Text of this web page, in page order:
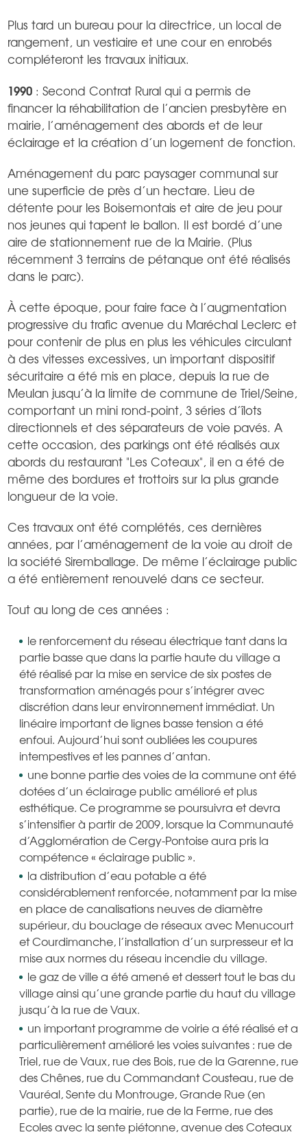
Plus tard un bureau pour la directrice, un local de
rangement, un vestiaire et une cour en enrobés
compléteront les travaux initiaux.
1990 : Second Contrat Rural qui a permis de
financer la réhabilitation de l’ancien presbytère en
mairie, l’aménagement des abords et de leur
éclairage et la création d’un logement de fonction.
Aménagement du parc paysager communal sur
une superficie de près d’un hectare. Lieu de
détente pour les Boisemontais et aire de jeu pour
nos jeunes qui tapent le ballon. Il est bordé d’une
aire de stationnement rue de la Mairie. (Plus
récemment 3 terrains de pétanque ont été réalisés
dans le parc).
À cette époque, pour faire face à l’augmentation
progressive du trafic avenue du Maréchal Leclerc et
pour contenir de plus en plus les véhicules circulant
à des vitesses excessives, un important dispositif
sécuritaire a été mis en place, depuis la rue de
Meulan jusqu’à la limite de commune de Triel/Seine,
comportant un mini rond-point, 3 séries d’îlots
directionnels et des séparateurs de voie pavés. A
cette occasion, des parkings ont été réalisés aux
abords du restaurant "Les Coteaux", il en a été de
même des bordures et trottoirs sur la plus grande
longueur de la voie.
Ces travaux ont été complétés, ces dernières
années, par l’aménagement de la voie au droit de
la société Siremballage. De même l’éclairage public
a été entièrement renouvelé dans ce secteur.
Tout au long de ces années :
le renforcement du réseau électrique tant dans la
partie basse que dans la partie haute du village a
été réalisé par la mise en service de six postes de
transformation aménagés pour s’intégrer avec
discrétion dans leur environnement immédiat. Un
linéaire important de lignes basse tension a été
enfoui. Aujourd’hui sont oubliées les coupures
intempestives et les pannes d’antan.
une bonne partie des voies de la commune ont été
dotées d’un éclairage public amélioré et plus
esthétique. Ce programme se poursuivra et devra
s’intensifier à partir de 2009, lorsque la Communauté
d’Agglomération de Cergy-Pontoise aura pris la
compétence « éclairage public ».
la distribution d’eau potable a été
considérablement renforcée, notamment par la mise
en place de canalisations neuves de diamètre
supérieur, du bouclage de réseaux avec Menucourt
et Courdimanche, l’installation d’un surpresseur et la
mise aux normes du réseau incendie du village.
le gaz de ville a été amené et dessert tout le bas du
village ainsi qu’une grande partie du haut du village
jusqu’à la rue de Vaux.
un important programme de voirie a été réalisé et a
particulièrement amélioré les voies suivantes : rue de
Triel, rue de Vaux, rue des Bois, rue de la Garenne, rue
des Chênes, rue du Commandant Cousteau, rue de
Vauréal, Sente du Montrouge, Grande Rue (en
partie), rue de la mairie, rue de la Ferme, rue des
Ecoles avec la sente piétonne, avenue des Coteaux